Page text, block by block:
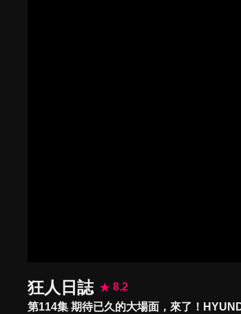
狂人日誌
8.2
第114集 期待已久的大場面，來了！